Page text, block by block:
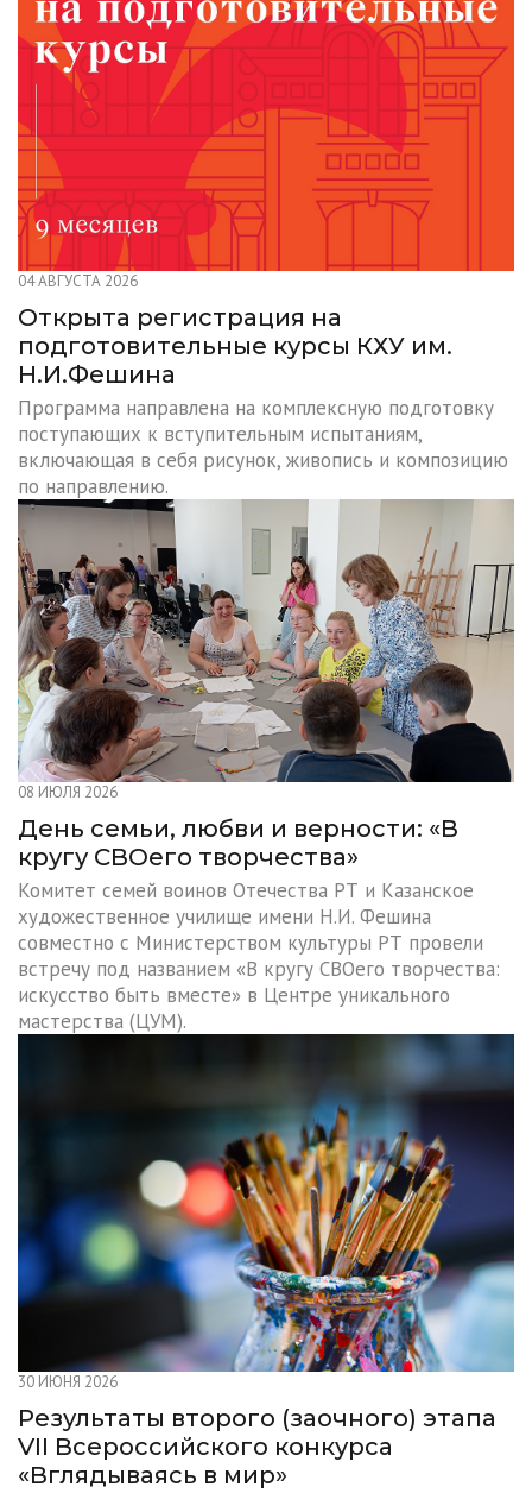
04 АВГУСТА 2026
Открыта регистрация на
подготовительные курсы КХУ им.
Н.И.Фешина
Программа направлена на комплексную подготовку
поступающих к вступительным испытаниям,
включающая в себя рисунок, живопись и композицию
по направлению.
08 ИЮЛЯ 2026
День семьи, любви и верности: «В
кругу СВОего творчества»
Комитет семей воинов Отечества РТ и Казанское
художественное училище имени Н.И. Фешина
совместно с Министерством культуры РТ провели
встречу под названием «В кругу СВОего творчества:
искусство быть вместе» в Центре уникального
мастерства (ЦУМ).
30 ИЮНЯ 2026
Результаты второго (заочного) этапа
VII Всероссийского конкурса
«Вглядываясь в мир»